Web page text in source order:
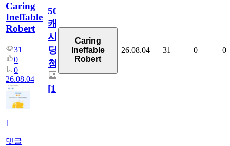
Caring
Ineffable
Robert
31
0
0
26.08.04
1
댓글
50
캐
시
당
첨
[1]
Caring
Ineffable
Robert
26.08.04 31 0 0